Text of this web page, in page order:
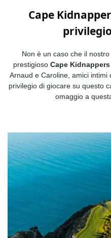
Cape
Non è un caso che il
prestigioso Cape
Arnaud e Caroline, amici
privilegio di giocare su questo
omaggio a